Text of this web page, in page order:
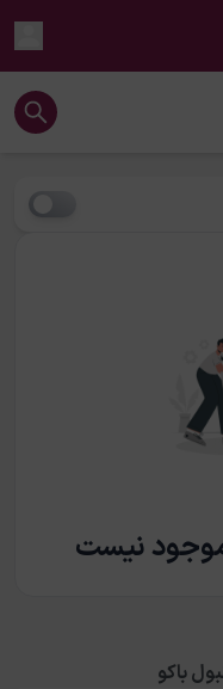
موجود نیست
باکو